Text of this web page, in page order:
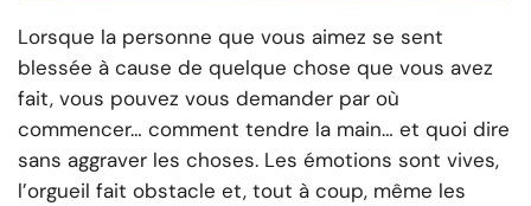
Lorsque la personne que vous aimez se sent
blessée à cause de quelque chose que vous avez
fait, vous pouvez vous demander par où
commencer… comment tendre la main… et quoi dire
sans aggraver les choses. Les émotions sont vives,
l’orgueil fait obstacle et, tout à coup, même les